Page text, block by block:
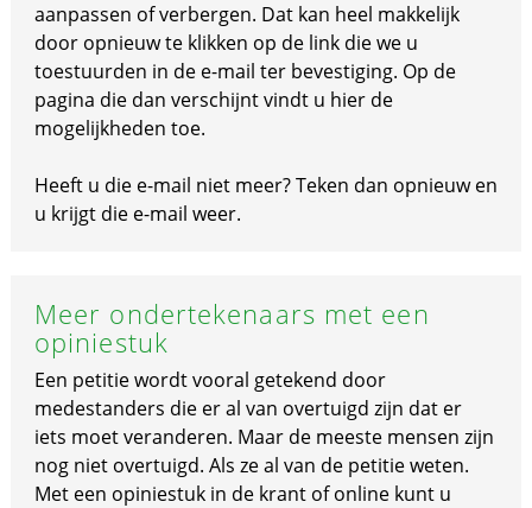
aanpassen of verbergen. Dat kan heel makkelijk
door opnieuw te klikken op de link die we u
toestuurden in de e-mail ter bevestiging. Op de
pagina die dan verschijnt vindt u hier de
mogelijkheden toe.
Heeft u die e-mail niet meer? Teken dan opnieuw en
u krijgt die e-mail weer.
Meer ondertekenaars met een
opiniestuk
Een petitie wordt vooral getekend door
medestanders die er al van overtuigd zijn dat er
iets moet veranderen. Maar de meeste mensen zijn
nog niet overtuigd. Als ze al van de petitie weten.
Met een opiniestuk in de krant of online kunt u